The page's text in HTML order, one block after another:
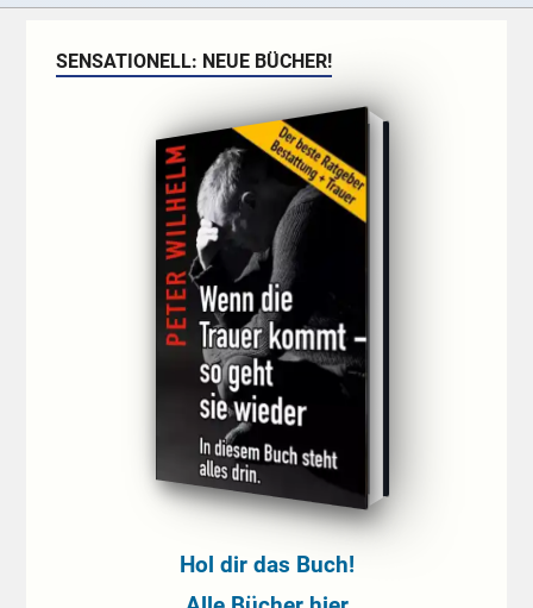
SENSATIONELL: NEUE BÜCHER!
Hol dir das Buch!